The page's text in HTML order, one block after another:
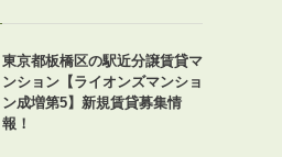
東京都板橋区の駅近分譲賃貸マ
ンション【ライオンズマンショ
ン成増第5】新規賃貸募集情
報！